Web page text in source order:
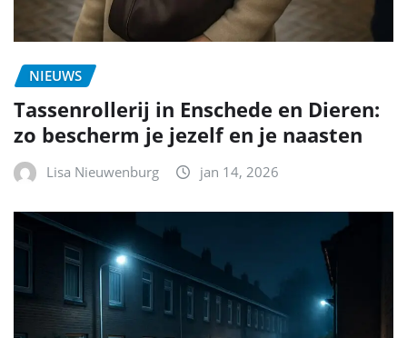
NIEUWS
Tassenrollerij in Enschede en Dieren:
zo bescherm je jezelf en je naasten
Lisa Nieuwenburg jan 14, 2026